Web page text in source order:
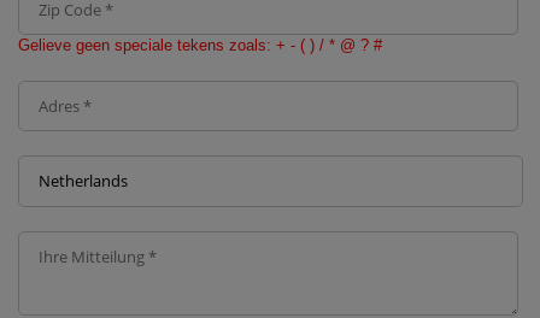
Gelieve geen speciale tekens zoals: + - ( ) / * @ ? #